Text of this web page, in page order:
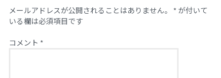
メールアドレスが公開されることはありません。 * が付いて
いる欄は必須項目です
コメント *